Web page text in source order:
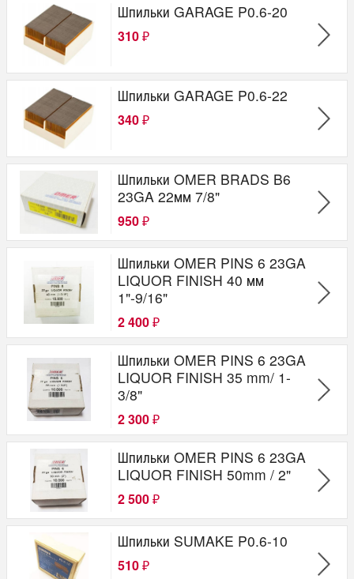
Производитель
SUMAKE
GARAGE
OMER
Шпильки GARAGE P0.6-20
310 ₽
Шпильки GARAGE P0.6-22
340 ₽
Шпильки OMER BRADS B6
23GA 22мм 7/8"
950 ₽
Шпильки OMER PINS 6 23GA
LIQUOR FINISH 40 мм
1"-9/16"
2 400 ₽
Шпильки OMER PINS 6 23GA
LIQUOR FINISH 35 mm/ 1-
3/8"
2 300 ₽
Шпильки OMER PINS 6 23GA
LIQUOR FINISH 50mm / 2"
2 500 ₽
Шпильки SUMAKE P0.6-10
510 ₽